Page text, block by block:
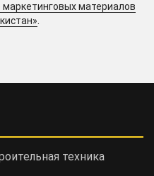
материалов
.
техника